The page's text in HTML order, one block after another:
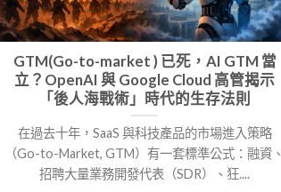
GTM(Go-to-market ) 已死，AI GTM 當
立？OpenAI 與 Google Cloud 高管揭示
「後人海戰術」時代的生存法則
在過去十年，SaaS 與科技產品的市場進入策略
（Go-to-Market, GTM）有一套標準公式：融資、
招聘大量業務開發代表（SDR）、狂....